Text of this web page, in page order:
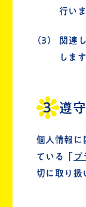
行いま
（3）
関連
します
遵
個人情報に
ている「
プ
切に取り扱